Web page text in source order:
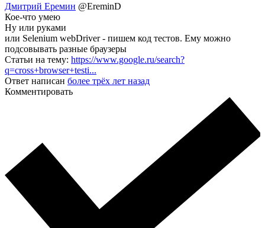
Дмитрий Еремин @EreminD
Кое-что умею
Ну или руками
или Selenium webDriver - пишем код тестов. Ему можно
подсовывать разные браузеры
Статьи на тему: https://www.google.ru/search?
q=cross+browser+testi...
Ответ написан более трёх лет назад
Комментировать